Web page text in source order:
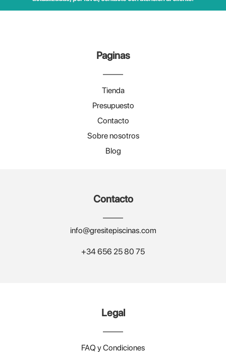
Paginas
Tienda
Presupuesto
Contacto
Sobre nosotros
Blog
Contacto
info@gresitepiscinas.com
+34 656 25 80 75
Legal
FAQ y Condiciones